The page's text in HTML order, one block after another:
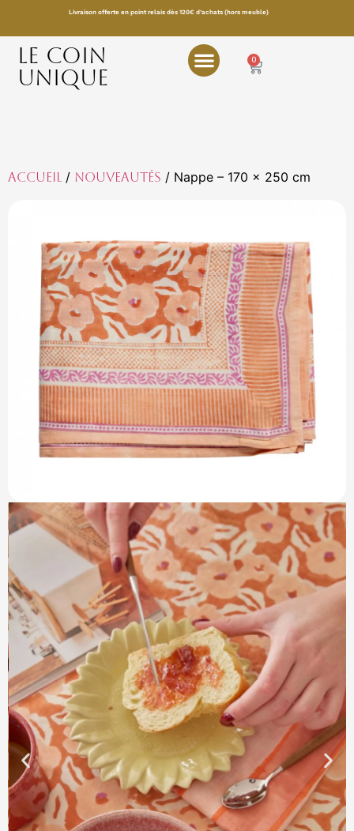
Livraison offerte en point relais dès 120€ d’achats (hors meuble)
LE COIN
UNIQUE
0
Accueil / Nouveautés / Nappe – 170 x 250 cm